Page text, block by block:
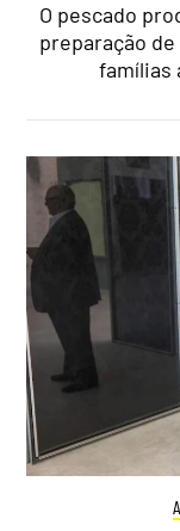
O pescado
preparação
famílias